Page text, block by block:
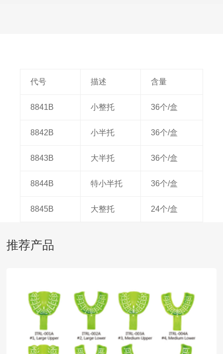
代号 描述 含量
8841B 小整托 36个/盒
8842B 小半托 36个/盒
8843B 大半托 36个/盒
8844B 特小半托 36个/盒
8845B 大整托 24个/盒
推荐产品